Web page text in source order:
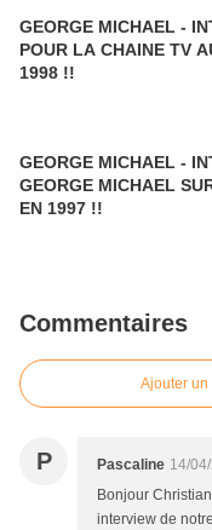
GEORGE MICHAEL -
POUR LA CHAINE TV
1998 !!
GEORGE MICHAEL -
GEORGE MICHAEL
EN 1997 !!
Commentaires
Ajouter un
P Pascaline 14/
Bonjour
interview de